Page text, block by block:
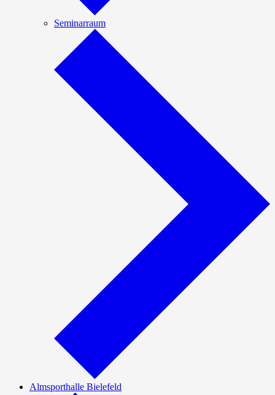
Seminarraum
Almsporthalle Bielefeld